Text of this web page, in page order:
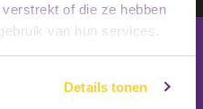
of die ze hebben
van hun services.
Details tonen